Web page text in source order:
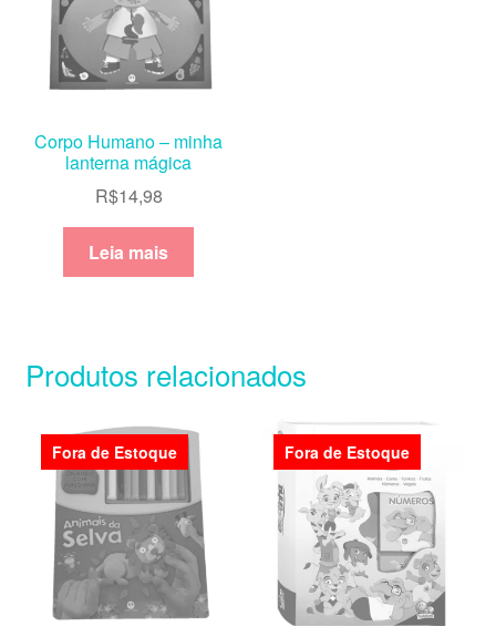
Corpo Humano – minha
lanterna mágica
R$14,98
Leia mais
Produtos relacionados
Fora de Estoque Fora de Estoque